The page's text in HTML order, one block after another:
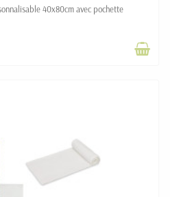
40x80cm avec pochette